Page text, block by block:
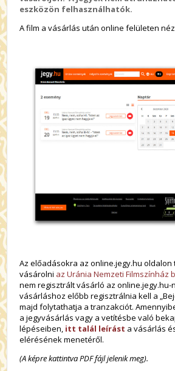
eszközön felhasználhatók.
A film a vásárlás után online felületen
Az előadásokra az online.jegy.hu oldalon
vásárolni az Uránia Nemzeti Filmszínház
nem regisztrált vásárló az online.jegy.hu-
vásárláshoz előbb regisztrálnia kell a
majd folytathatja a tranzakciót.
a jegyvásárlás vagy a vetítésbe való
lépéseiben, itt talál leírást a vásárlás
elérésének menetéről.
(A képre kattintva PDF fájl jelenik meg).